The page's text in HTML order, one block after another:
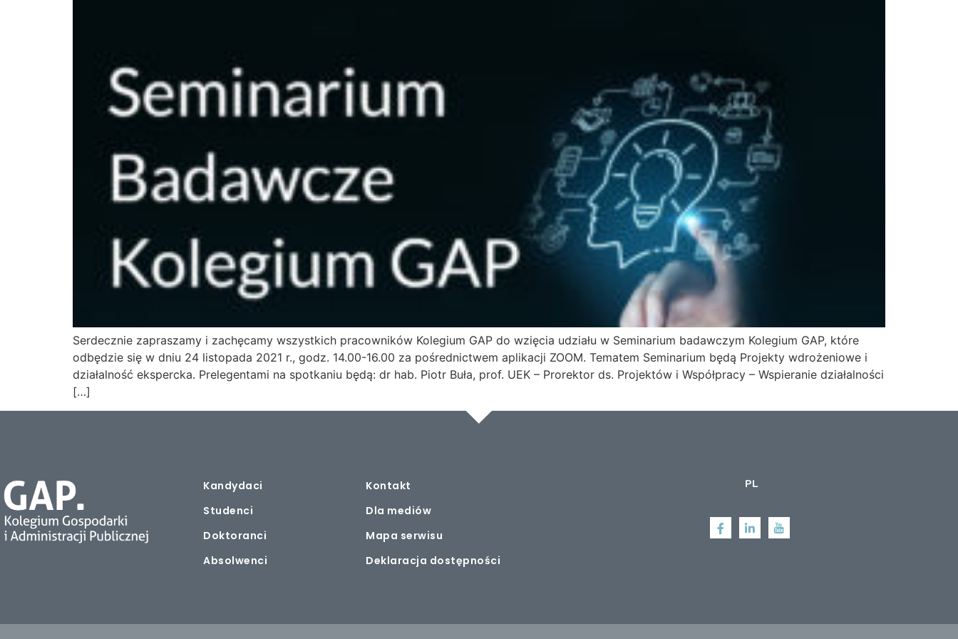
Serdecznie zapraszamy i zachęcamy wszystkich pracowników Kolegium GAP do wzięcia udziału w Seminarium badawczym Kolegium GAP, które
odbędzie się w dniu 24 listopada 2021 r., godz. 14.00-16.00 za pośrednictwem aplikacji ZOOM. Tematem Seminarium będą Projekty wdrożeniowe i
działalność ekspercka. Prelegentami na spotkaniu będą: dr hab. Piotr Buła, prof. UEK – Prorektor ds. Projektów i Współpracy – Wspieranie działalności
[…]
Kandydaci
Studenci
Doktoranci
Absolwenci
Kontakt
Dla mediów
Mapa serwisu
Deklaracja dostępności
PL